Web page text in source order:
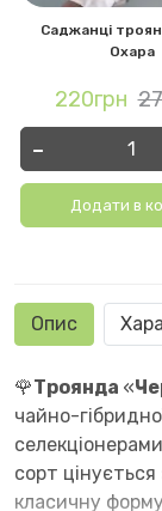
Саджанці
Охара
220грн
-
Додати в
Опис
🌹Троянда «
чайно-
сорт
класичну форму